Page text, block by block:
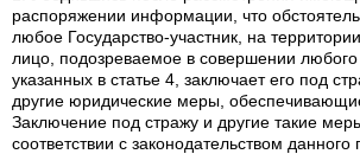
распоряжении информации, что
любое Государство-участник, на
лицо, подозреваемое в совершении любого
указанных в статье 4, заключает его под
другие юридические меры,
Заключение под стражу и другие такие
соответствии с законодательством данного